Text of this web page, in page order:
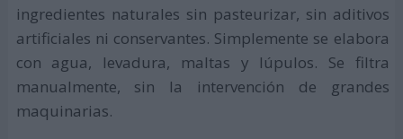
ingredientes naturales sin pasteurizar, sin aditivos
artificiales ni conservantes. Simplemente se elabora
con agua, levadura, maltas y lúpulos. Se filtra
manualmente, sin la intervención de grandes
maquinarias.